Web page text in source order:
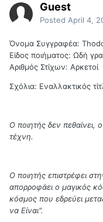
Guest
Posted April 4,
Όνομα Συγγραφέα:
Είδος ποιήματος: Ωδή
Αριθμός Στίχων: Αρκετοί
Σχόλια: Εναλλακτικός
Ο ποιητής δεν
τέχνη.
Ο ποιητής επιστρέφει
απορροφάει ο μαγικός
κόσμος που εδρεύει
να Είναι".